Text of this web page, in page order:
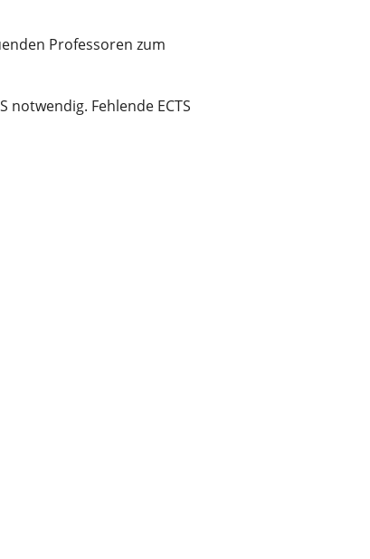
Professoren zum
Fehlende ECTS